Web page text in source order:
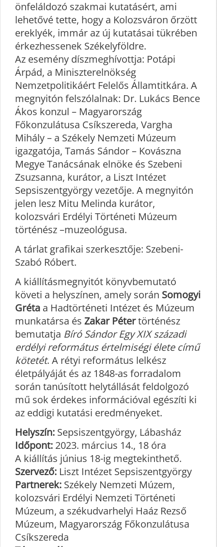
önfeláldozó szakmai kutatásért, ami
lehetővé tette, hogy a Kolozsváron őrzött
ereklyék, immár az új kutatásai tükrében
érkezhessenek Székelyföldre.
Az esemény díszmeghívottja: Potápi
Árpád, a Miniszterelnökség
Nemzetpolitikáért Felelős Államtitkára. A
megnyitón felszólalnak: Dr. Lukács Bence
Ákos konzul – Magyarország
Főkonzulátusa Csíkszereda, Vargha
Mihály – a Székely Nemzeti Múzeum
igazgatója, Tamás Sándor – Kovászna
Megye Tanácsának elnöke és Szebeni
Zsuzsanna, kurátor, a Liszt Intézet
Sepsiszentgyörgy vezetője. A megnyitón
jelen lesz Mitu Melinda kurátor,
kolozsvári Erdélyi Történeti Múzeum
történész –muzeológusa.
A tárlat grafikai szerkesztője: Szebeni-
Szabó Róbert.
A kiállításmegnyitót könyvbemutató
követi a helyszínen, amely során Somogyi
Gréta a Hadtörténeti Intézet és Múzeum
munkatársa és Zakar Pétertörténész
bemutatja Bíró Sándor Egy XIX századi
erdélyi református értelmiségi élete című
kötetét. A rétyi református lelkész
életpályáját és az 1848-as forradalom
során tanúsított helytállását feldolgozó
mű sok érdekes információval egészíti ki
az eddigi kutatási eredményeket.
Helyszín: Sepsiszentgyörgy, Lábasház
Időpont: 2023. március 14., 18 óra
A kiállítás június 18-ig megtekinthető.
Szervező: Liszt Intézet Sepsiszentgyörgy
Partnerek: Székely Nemzeti Múzem,
kolozsvári Erdélyi Nemzeti Történeti
Múzeum, a székudvarhelyi Haáz Rezső
Múzeum, Magyarország Főkonzulátusa
Csíkszereda